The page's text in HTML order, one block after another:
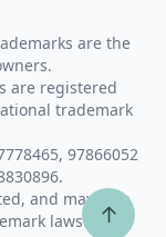
are the
are registered
trademark
97866052
and may be a
laws.
↑